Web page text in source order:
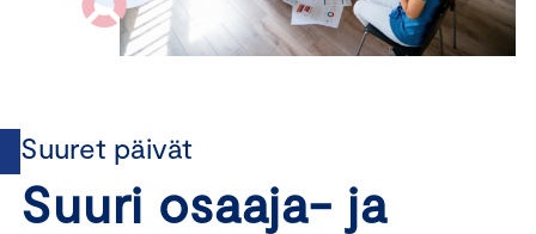
Suuret päivät
Suuri osaaja- ja